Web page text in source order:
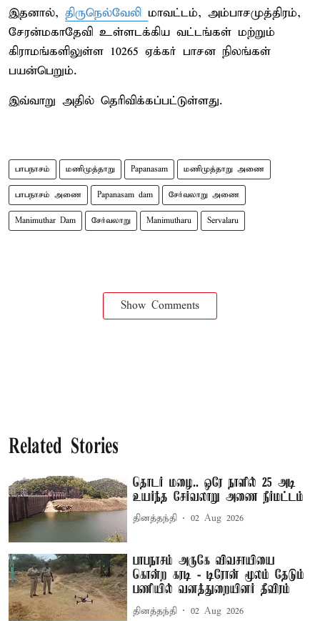
இதனால், திருநெல்வேலி மாவட்டம், அம்பாசமுத்திரம்,
சேரன்மகாதேவி உள்ளடக்கிய வட்டங்கள் மற்றும்
கிராமங்களிலுள்ள 10265 ஏக்கர் பாசன நிலங்கள்
பயன்பெறும்.
இவ்வாறு அதில் தெரிவிக்கப்பட்டுள்ளது.
பாபநாசம் மணிமுத்தாறு Papanasam மணிமுத்தாறு அணை
பாபநாசம் அணை Papanasam dam சேர்வலாறு அணை
Manimuthar Dam சேர்வலாறு Manimutharu Servalaru
Show Comments
Related Stories
தொடர் மழை.. ஒரே நாளில் 25 அடி
உயர்ந்த சேர்வலாறு அணை நீர்மட்டம்
தினத்தந்தி 02 Aug 2026
பாபநாசம் அருகே விவசாயியை
கொன்ற கரடி - டிரோன் மூலம் தேடும்
பணியில் வனத்துறையினர் தீவிரம்
தினத்தந்தி 02 Aug 2026